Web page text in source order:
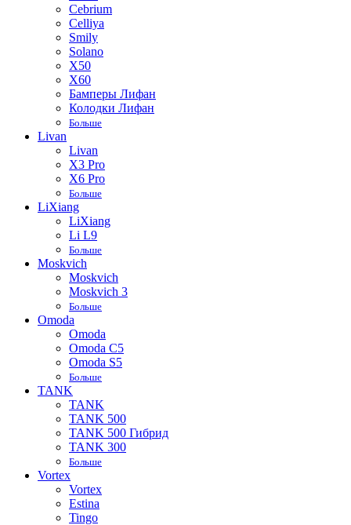
Cebrium
Celliya
Smily
Solano
X50
X60
Бамперы Лифан
Колодки Лифан
Больше
Livan
Livan
X3 Pro
X6 Pro
Больше
LiXiang
LiXiang
Li L9
Больше
Moskvich
Moskvich
Moskvich 3
Больше
Omoda
Omoda
Omoda C5
Omoda S5
Больше
TANK
TANK
TANK 500
TANK 500 Гибрид
TANK 300
Больше
Vortex
Vortex
Estina
Tingo